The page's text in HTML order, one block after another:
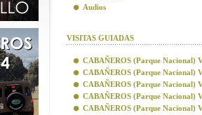
Audios
VISITAS GUIADAS
CABAÑEROS (Parque Nacional)
CABAÑEROS (Parque Nacional)
CABAÑEROS (Parque Nacional)
CABAÑEROS (Parque Nacional)
CABAÑEROS (Parque Nacional)